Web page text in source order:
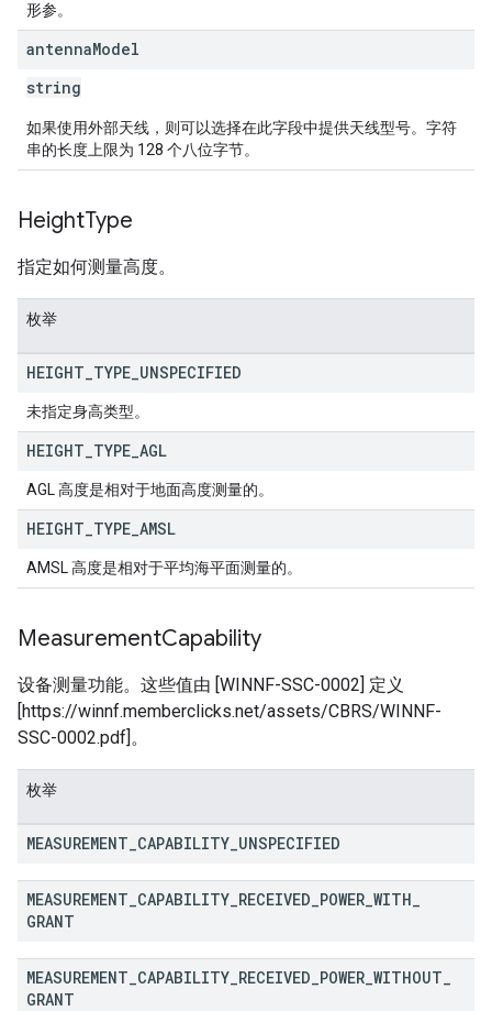
形参。
antennaModel
string
如果使用外部天线，则可以选择在此字段中提供天线型号。字符
串的长度上限为 128 个八位字节。
HeightType
指定如何测量高度。
枚举
HEIGHT TYPE UNSPECIFIED
未指定身高类型。
HEIGHT TYPE AGL
AGL 高度是相对于地面高度测量的。
HEIGHT TYPE AMSL
AMSL 高度是相对于平均海平面测量的。
MeasurementCapability
设备测量功能。这些值由 [WINNF-SSC-0002] 定义
[https://winnf.memberclicks.net/assets/CBRS/WINNF-
SSC-0002.pdf]。
枚举
MEASUREMENT CAPABILITY UNSPECIFIED
MEASUREMENT CAPABILITY RECEIVED POWER WITH
GRANT
MEASUREMENT CAPABILITY RECEIVED POWER WITHOUT
GRANT